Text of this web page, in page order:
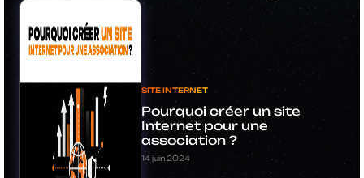
SITE INTERNET
Pourquoi créer un site
Internet pour une
association ?
14 juin 2024